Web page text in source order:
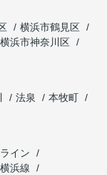
横浜市鶴見区
横浜市神奈川区
法泉
本牧町
イン
横浜線